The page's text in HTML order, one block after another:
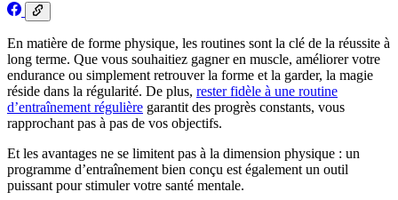
En matière de forme physique, les routines sont la clé de la réussite à
long terme. Que vous souhaitiez gagner en muscle, améliorer votre
endurance ou simplement retrouver la forme et la garder, la magie
réside dans la régularité. De plus, rester fidèle à une routine
d’entraînement régulière garantit des progrès constants, vous
rapprochant pas à pas de vos objectifs.
Et les avantages ne se limitent pas à la dimension physique : un
programme d’entraînement bien conçu est également un outil
puissant pour stimuler votre santé mentale.